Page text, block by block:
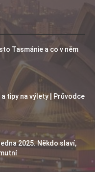
Tasmánie a co v něm
tipy na výlety | Průvodce
2025. Někdo slaví,